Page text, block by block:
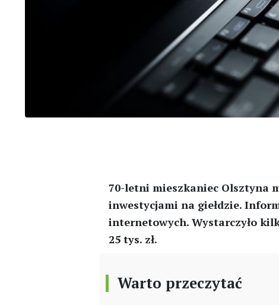
70-letni mieszkaniec Olsztyna
inwestycjami na giełdzie.
internetowych. Wystarczyło
25 tys. zł.
Warto przeczytać